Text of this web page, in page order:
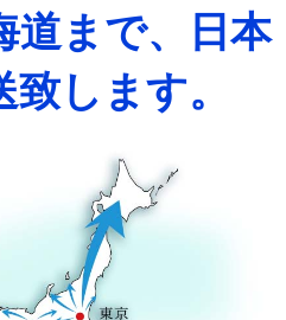
道まで、日本
します。